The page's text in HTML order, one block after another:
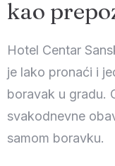
kao
Hotel Centar
je lako pronaći i
boravak u gradu.
svakodnevne
samom boravku.